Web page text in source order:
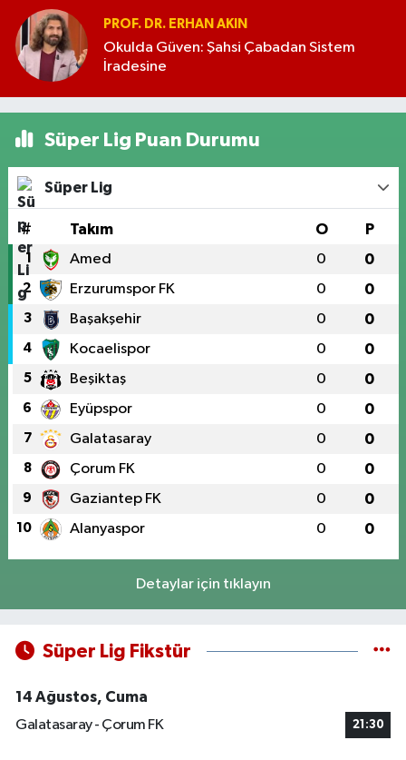
PROF. DR. ERHAN AKIN
Okulda Güven: Şahsi Çabadan Sistem
İradesine
Süper Lig Puan Durumu
Süper Lig
# Takım O P
1 Amed 0 0
2 Erzurumspor FK 0 0
3 Başakşehir 0 0
4 Kocaelispor 0 0
5 Beşiktaş 0 0
6 Eyüpspor 0 0
7 Galatasaray 0 0
8 Çorum FK 0 0
9 Gaziantep FK 0 0
10 Alanyaspor 0 0
Detaylar için tıklayın
Süper Lig Fikstür
14 Ağustos, Cuma
Galatasaray - Çorum FK
21:30